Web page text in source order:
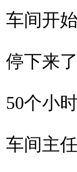
车间开
停下来
50个小
车间主